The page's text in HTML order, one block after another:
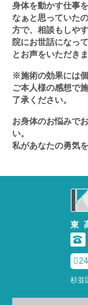
身体を動かす仕事
なぁと思っていた
方で、相談もしや
院にお世話になっ
とお声をいただきま
※施術の効果には個
ご本人様の感想で
了承ください。
お身体のお悩みで
い。
私があなたの勇気
東

杉並